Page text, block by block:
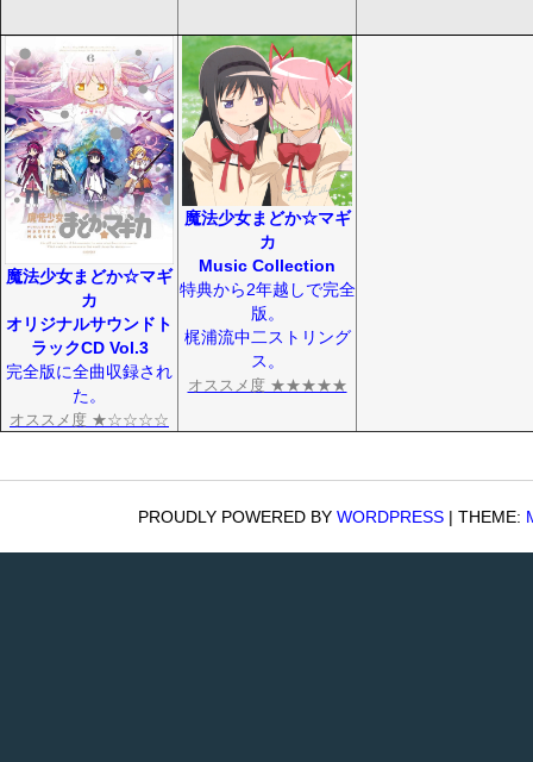
魔法少女まどか☆マギ
カ
オリジナルサウンドト
ラックCD Vol.3
完全版に全曲収録され
た。
オススメ度 ★☆☆☆☆
魔法少女まどか☆マギ
カ
Music Collection
特典から2年越しで完全
版。
梶浦流中二ストリング
ス。
オススメ度 ★★★★★
PROUDLY POWERED BY WORDPRESS | THEME: